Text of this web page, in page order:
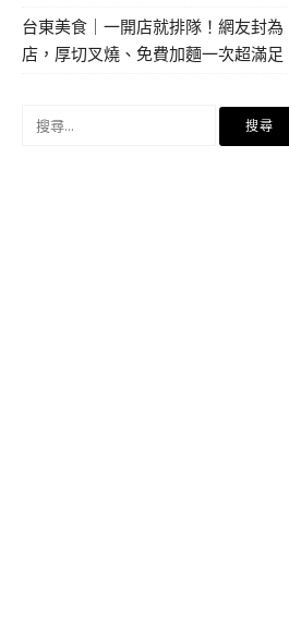
台東美食｜一開店就排隊！網友封
店，厚切叉燒、免費加麵一次超滿足